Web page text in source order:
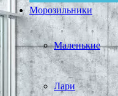
Морозильники
Маленькие
Лари